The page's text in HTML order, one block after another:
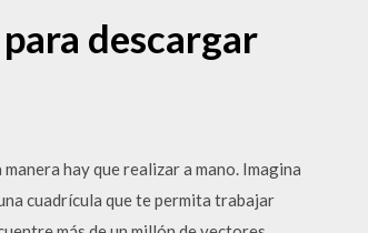
descargar
hay que realizar a mano. Imagina
cuadrícula que te permita trabajar